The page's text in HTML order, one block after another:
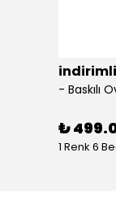
- Baskılı
₺
1 Renk 6